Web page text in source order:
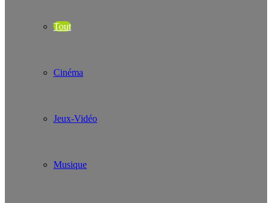
Tout
Cinéma
Jeux-Vidéo
Musique